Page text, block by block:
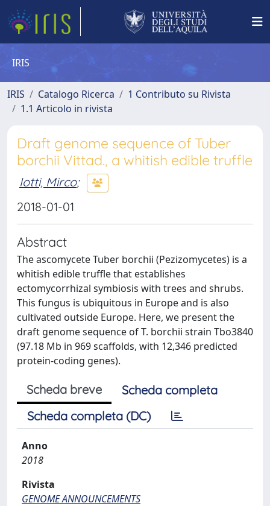
IRIS
IRIS Catalogo Ricerca
1 Contributo su Rivista
1.1 Articolo in rivista
Draft genome sequence of Tuber
borchii Vittad., a whitish edible truffle
Iotti, Mirco;
2018-01-01
Abstract
The ascomycete Tuber borchii (Pezizomycetes) is a
whitish edible truffle that establishes
ectomycorrhizal symbiosis with trees and shrubs.
This fungus is ubiquitous in Europe and is also
cultivated outside Europe. Here, we present the
draft genome sequence of T. borchii strain Tbo3840
(97.18 Mb in 969 scaffolds, with 12,346 predicted
protein-coding genes).
Scheda breve
Scheda completa
Scheda completa (DC)
Anno
2018
Rivista
GENOME ANNOUNCEMENTS